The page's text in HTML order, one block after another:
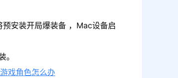
安装开局爆装备 ，Mac设备启
。
戏角色怎么办